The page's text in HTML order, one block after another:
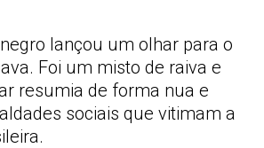
lançou um olhar para o
Foi um misto de raiva e
resumia de forma nua e
sociais que vitimam a